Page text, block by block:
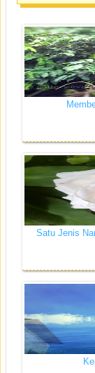
Satu Jenis